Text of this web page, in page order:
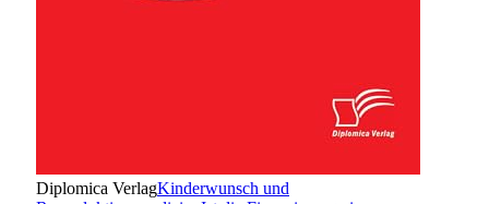
Diplomica VerlagKinderwunsch und